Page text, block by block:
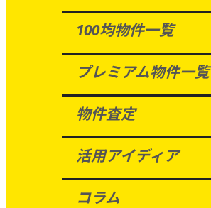
100均物件一覧
プレミアム物件一覧
物件査定
活用アイディア
コラム